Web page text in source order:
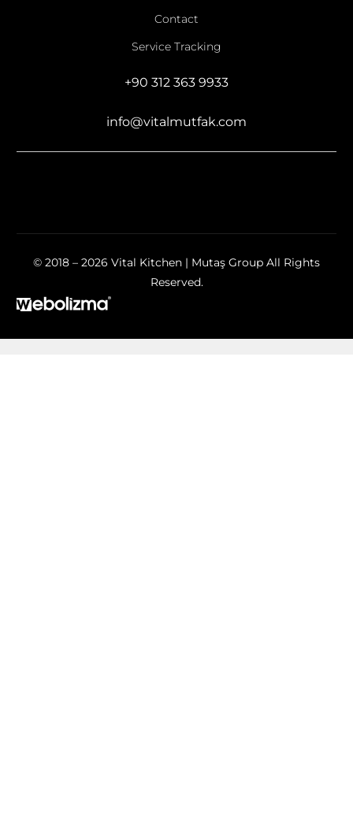
Contact
Service Tracking
+90 312 363 9933
info@vitalmutfak.com
© 2018 – 2026 Vital Kitchen | Mutaş Group All Rights
Reserved.